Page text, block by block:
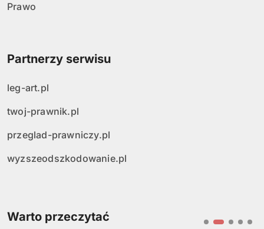
Prawo
Partnerzy serwisu
leg-art.pl
twoj-prawnik.pl
przeglad-prawniczy.pl
wyzszeodszkodowanie.pl
Warto przeczytać